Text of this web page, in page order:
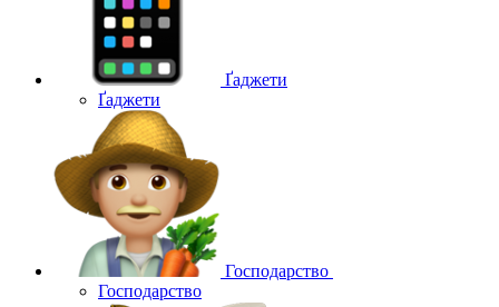
Ґаджети
Ґаджети
Господарство
Господарство